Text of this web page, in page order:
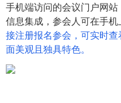
手机端访问的会议门户网
信息集成，参会人可在手机
接注册报名参会，可实时
面美观且独具特色。